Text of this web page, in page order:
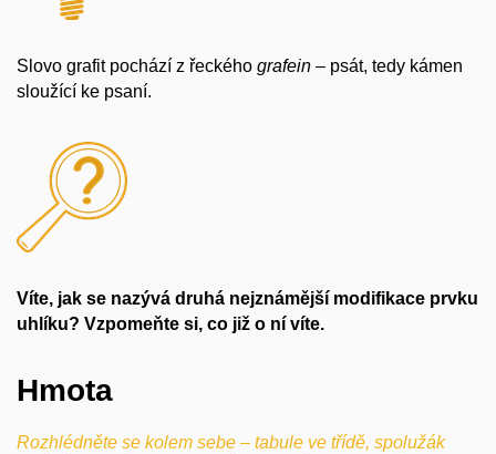
Slovo grafit pochází z řeckého grafein – psát, tedy kámen
sloužící ke psaní.
Víte, jak se nazývá druhá nejznámější modifikace prvku
uhlíku? Vzpomeňte si, co již o ní víte.
Hmota
Rozhlédněte se kolem sebe – tabule ve třídě, spolužák